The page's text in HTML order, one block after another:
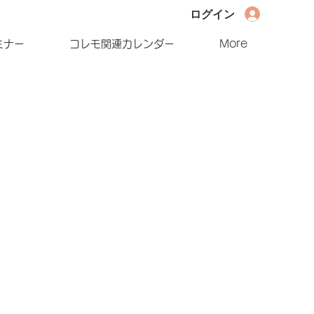
ログイン
ナー コレモ関連カレンダー More